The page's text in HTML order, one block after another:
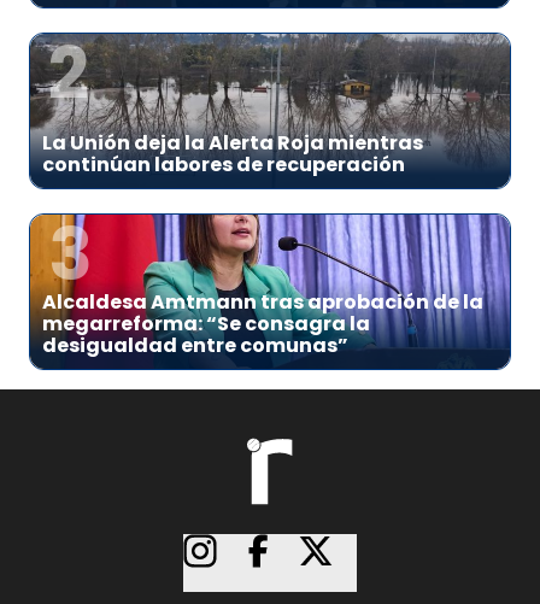
2
La Unión deja la Alerta Roja mientras
continúan labores de recuperación
3
Alcaldesa Amtmann tras aprobación de la
megarreforma: “Se consagra la
desigualdad entre comunas”